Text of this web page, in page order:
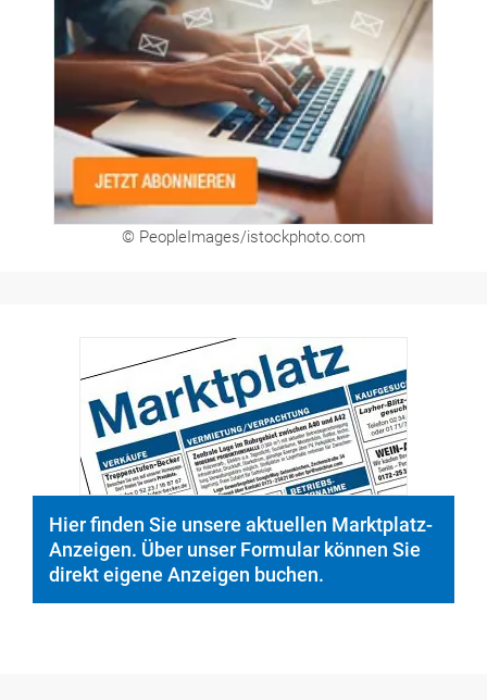
© PeopleImages/istockphoto.com
Hier finden Sie unsere aktuellen Marktplatz-
Anzeigen. Über unser Formular können Sie
direkt eigene Anzeigen buchen.